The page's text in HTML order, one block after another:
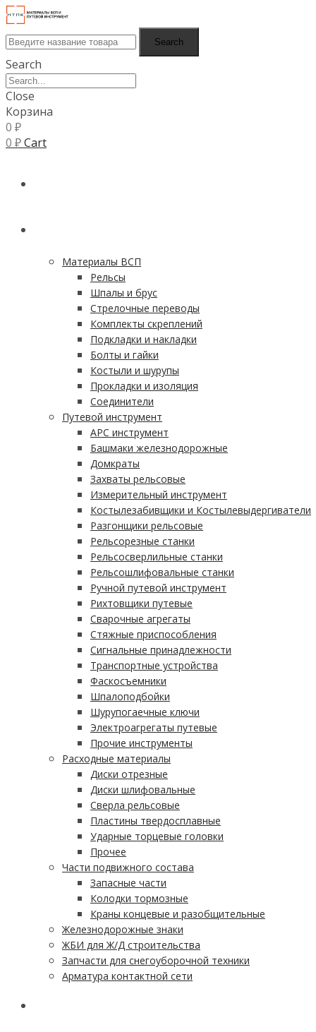
Search
Search
Close
Корзина
0 ₽
0 ₽Cart
Материалы ВСП
Рельсы
Шпалы и брус
Стрелочные переводы
Комплекты скреплений
Подкладки и накладки
Болты и гайки
Костыли и шурупы
Прокладки и изоляция
Соединители
Путевой инструмент
АРС инструмент
Башмаки железнодорожные
Домкраты
Захваты рельсовые
Измерительный инструмент
Костылезабивщики и Костылевыдергиватели
Разгонщики рельсовые
Рельсорезные станки
Рельсосверлильные станки
Рельсошлифовальные станки
Ручной путевой инструмент
Рихтовщики путевые
Сварочные агрегаты
Стяжные приспособления
Сигнальные принадлежности
Транспортные устройства
Фаскосъемники
Шпалоподбойки
Шурупогаечные ключи
Электроагрегаты путевые
Прочие инструменты
Расходные материалы
Диски отрезные
Диски шлифовальные
Сверла рельсовые
Пластины твердосплавные
Ударные торцевые головки
Прочее
Части подвижного состава
Запасные части
Колодки тормозные
Краны концевые и разобщительные
Железнодорожные знаки
ЖБИ для Ж/Д строительства
Запчасти для снегоуборочной техники
Арматура контактной сети